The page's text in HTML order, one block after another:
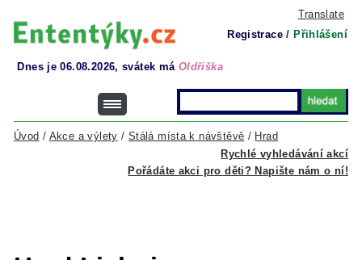
Translate
Registrace / Přihlášení
Dnes je 06.08.2026, svátek má Oldřiška
Rychlé vyhledávání akcí
Úvod / Akce a výlety / Stálá místa k návštěvě / Hrad
Pořádáte akci pro děti? Napište nám o ní!